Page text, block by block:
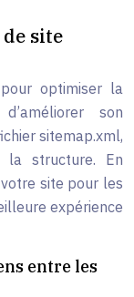
site
optimiser la
son
sitemap.xml,
la structure. En
site pour les
expérience
entre les